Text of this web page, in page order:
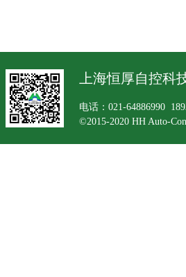
上海恒厚自控科
电话：021-64886990
©2015-2020 HH Auto-